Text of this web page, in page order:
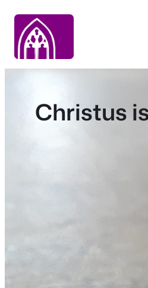
Zum
Inhalt
springen
Christus